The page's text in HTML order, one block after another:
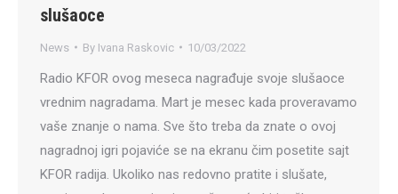
slušaoce
News By Ivana Raskovic 10/03/2022
Radio KFOR ovog meseca nagrađuje svoje slušaoce
vrednim nagradama. Mart je mesec kada proveravamo
vaše znanje o nama. Sve što treba da znate o ovoj
nagradnoj igri pojaviće se na ekranu čim posetite sajt
KFOR radija. Ukoliko nas redovno pratite i slušate,